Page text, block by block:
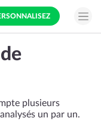
plusieurs
un par un.